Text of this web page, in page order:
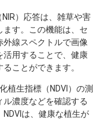
）応答は、雑草や害
ます。この機能は、セ
外線スペクトルで画像
活用することで、健康
ことができます。
植生指標（NDVI）の測
濃度などを確認する
は、健康な植生が